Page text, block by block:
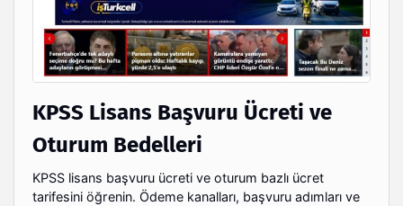
KPSS Lisans Başvuru Ücreti ve
Oturum Bedelleri
KPSS lisans başvuru ücreti ve oturum bazlı ücret
tarifesini öğrenin. Ödeme kanalları, başvuru adımları ve